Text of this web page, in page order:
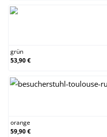
grün
53,90 €
orange
59,90 €